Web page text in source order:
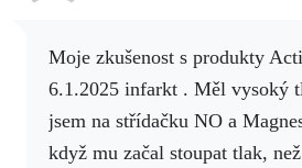
Moje zkušenost s produkty Activstar.Přítel dostal
6.1.2025 infarkt . Měl vysoký
jsem na střídačku NO a
když mu začal stoupat tlak,